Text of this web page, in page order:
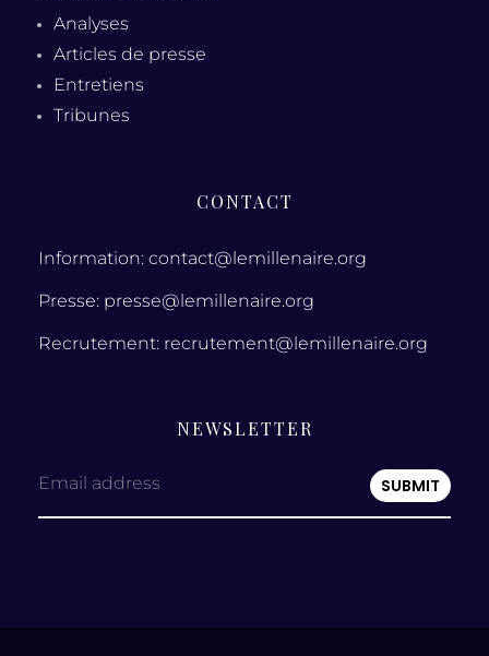
Analyses
Articles de presse
Entretiens
Tribunes
CONTACT
Information: contact@lemillenaire.org
Presse: presse@lemillenaire.org
Recrutement: recrutement@lemillenaire.org
NEWSLETTER
Email address